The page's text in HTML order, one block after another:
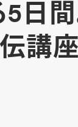
日間
講座